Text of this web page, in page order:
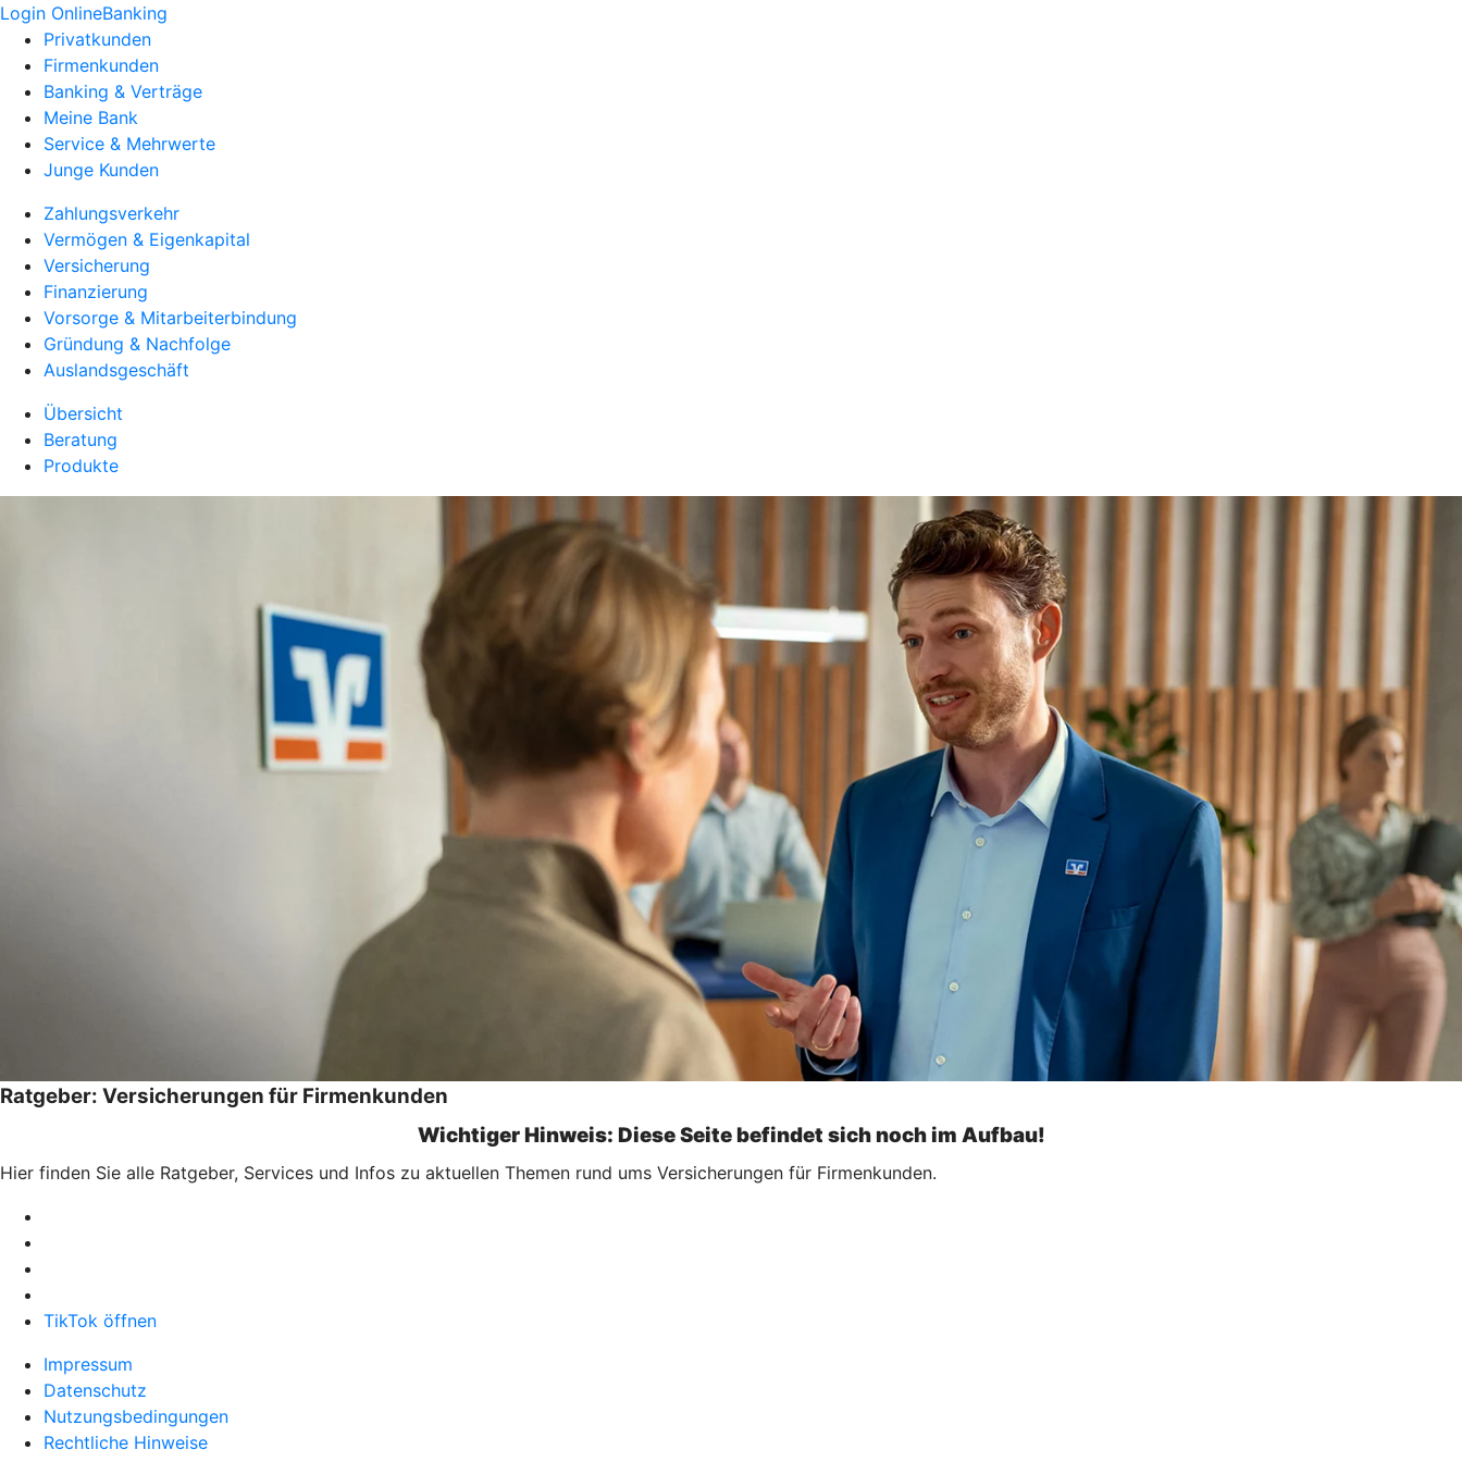
Login OnlineBanking
Privatkunden
Firmenkunden
Banking & Verträge
Meine Bank
Service & Mehrwerte
Junge Kunden
Zahlungsverkehr
Vermögen & Eigenkapital
Versicherung
Finanzierung
Vorsorge & Mitarbeiterbindung
Gründung & Nachfolge
Auslandsgeschäft
Übersicht
Beratung
Produkte
Ratgeber: Versicherungen für Firmenkunden
Wichtiger Hinweis: Diese Seite befindet sich noch im Aufbau!
Hier finden Sie alle Ratgeber, Services und Infos zu aktuellen Themen rund ums Versicherungen für Firmenkunden.
TikTok öffnen
Impressum
Datenschutz
Nutzungsbedingungen
Rechtliche Hinweise